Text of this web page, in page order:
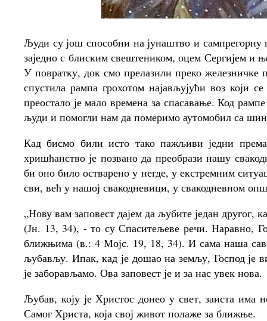
Људи су још способни на јунаштво и
заједно с блиским свештеником, оцем Сергијем и
У повратку, док смо прелазили преко железничке
спустила рампа грохотом најављујући воз који
преостало је мало времена за спасавање. Код
људи и помогли нам да померимо аутомобил са
Кад бисмо били исто тако пажљиви једни
хришћанство је позвано да преобрази нашу
би оно било остварено у негде, у екстремним
сви, већ у нашој свакодневици, у свакодневном
„Нову вам заповест дајем да љубите један
(Јн. 13, 34), - то су Спаситељеве речи. Наравно,
ближњима (в.: 4 Мојс. 19, 18, 34). И сама наша
љубављу. Ипак, кад је дошао на земљу, Господ је
је заборављамо. Ова заповест је и за нас увек нова.
Љубав, коју је Христос донео у свет, заиста има
Самог Христа, која свој живот полаже за ближње.